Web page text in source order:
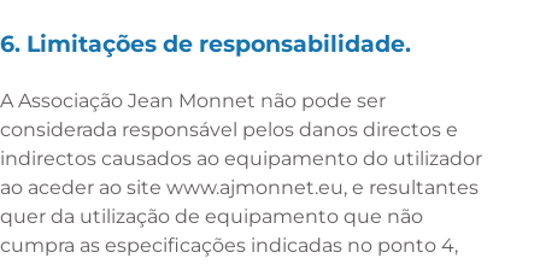
6. Limitações de responsabilidade.
A Associação Jean Monnet não pode ser
considerada responsável pelos danos directos e
indirectos causados ao equipamento do utilizador
ao aceder ao site www.ajmonnet.eu, e resultantes
quer da utilização de equipamento que não
cumpra as especificações indicadas no ponto 4,